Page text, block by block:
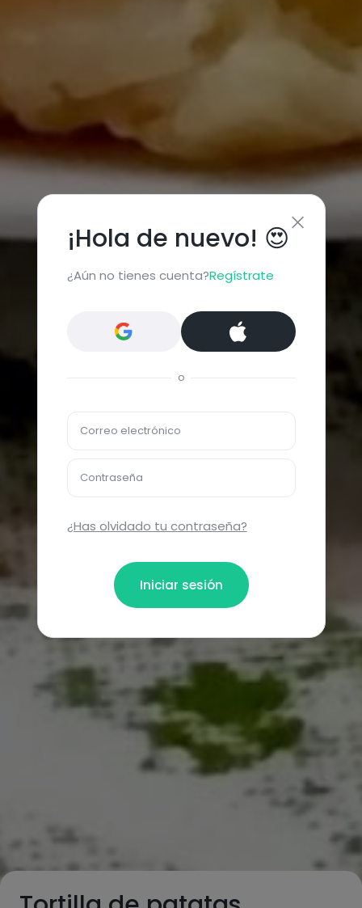
¡Hola de nuevo! 😍
¿Aún no tienes cuenta?Regístrate
o
Correo electrónico
Contraseña
¿Has olvidado tu contraseña?
Iniciar sesión